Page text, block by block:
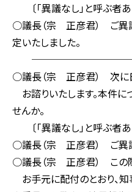
〔「異議なし」と呼ぶ者あ
○議長（宗 正彦君） ご異議
定いたしました。
○議長（宗 正彦君） 次に
お諮りいたします。本件
せんか。
〔「異議なし」と呼ぶ者あ
○議長（宗 正彦君） ご異議
○議長（宗 正彦君） この際
お手元に配付のとおり、